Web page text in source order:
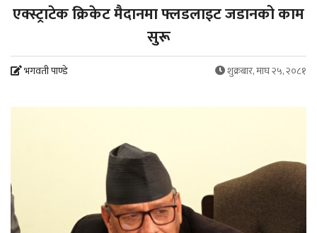
एक्स्ट्राटेक क्रिकेट मैदानमा फ्लडलाइट जडानको काम
सुरू
भगवती पाण्डे शुक्रबार, माघ २५, २०८१